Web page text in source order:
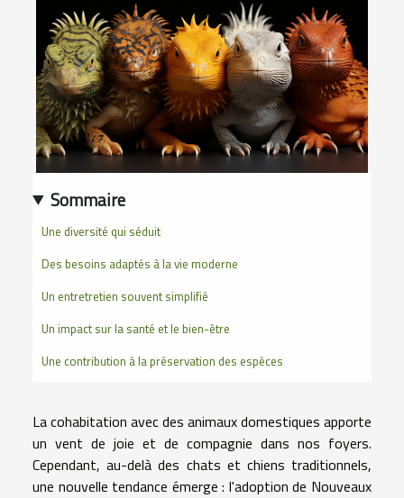
Sommaire
Une diversité qui séduit
Des besoins adaptés à la vie moderne
Un entretretien souvent simplifié
Un impact sur la santé et le bien-être
Une contribution à la préservation des espèces
La cohabitation avec des animaux domestiques apporte
un vent de joie et de compagnie dans nos foyers.
Cependant, au-delà des chats et chiens traditionnels,
une nouvelle tendance émerge : l'adoption de Nouveaux